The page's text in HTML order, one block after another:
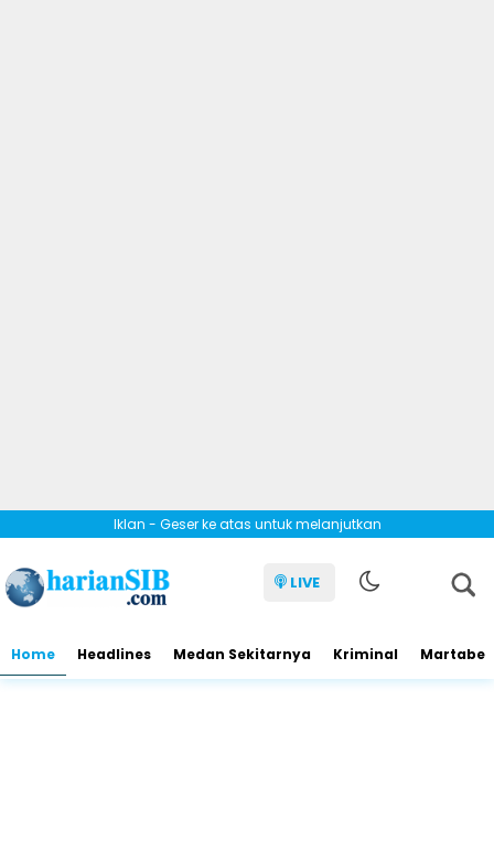
Iklan - Geser ke atas untuk melanjutkan
LIVE
Home Headlines Medan Sekitarnya Kriminal Martabe